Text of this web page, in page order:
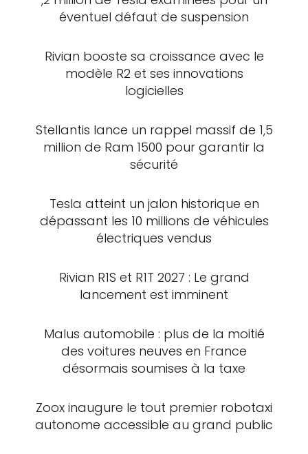
éventuel défaut de suspension
Rivian booste sa croissance avec le
modèle R2 et ses innovations
logicielles
Stellantis lance un rappel massif de 1,5
million de Ram 1500 pour garantir la
sécurité
Tesla atteint un jalon historique en
dépassant les 10 millions de véhicules
électriques vendus
Rivian R1S et R1T 2027 : Le grand
lancement est imminent
Malus automobile : plus de la moitié
des voitures neuves en France
désormais soumises à la taxe
Zoox inaugure le tout premier robotaxi
autonome accessible au grand public